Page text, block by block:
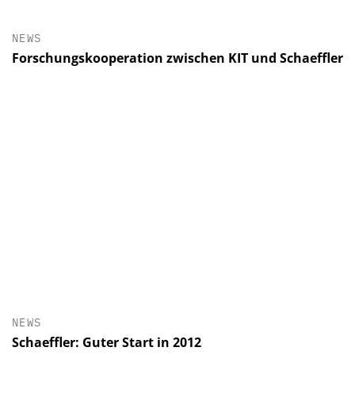
NEWS
Forschungskooperation zwischen KIT und Schaeffler
NEWS
Schaeffler: Guter Start in 2012